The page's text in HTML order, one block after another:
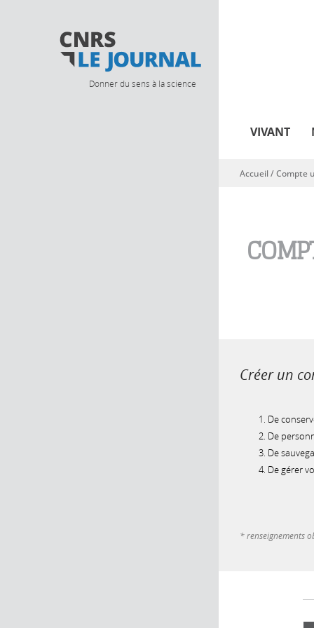
Donner du sens à la science
VIVANT
Vous êtes ici
Accueil/Compte
Créer un
De
De
De
De gérer
* renseignements